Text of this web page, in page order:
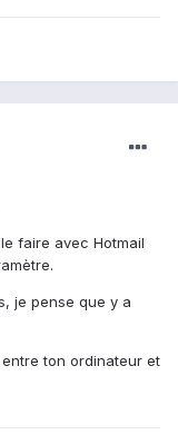
faire avec Hotmail
je pense que y a
ton ordinateur et